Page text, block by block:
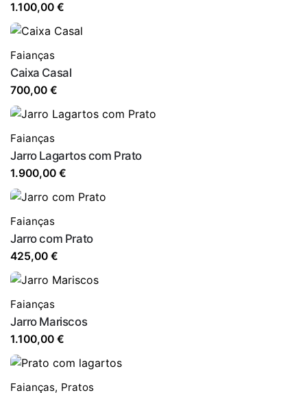
1.100,00 €
Faianças
Caixa Casal
700,00 €
Faianças
Jarro Lagartos com Prato
1.900,00 €
Faianças
Jarro com Prato
425,00 €
Faianças
Jarro Mariscos
1.100,00 €
Faianças, Pratos